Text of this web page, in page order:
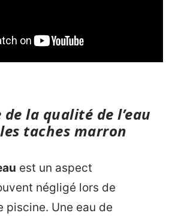
la qualité de l’eau
taches marron
est un aspect
négligé lors de
piscine. Une eau de